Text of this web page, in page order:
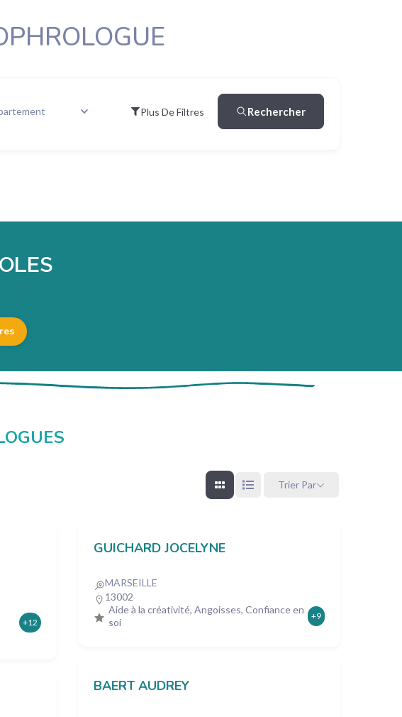
Plus De Filtres Rechercher
Trier Par
+12
GUICHARD JOCELYNE
MARSEILLE
13002
Aide à la créativité, Angoisses, Confiance en
soi
+9
BAERT AUDREY